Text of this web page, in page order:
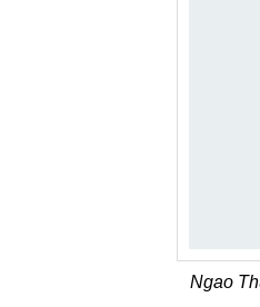
Ngao